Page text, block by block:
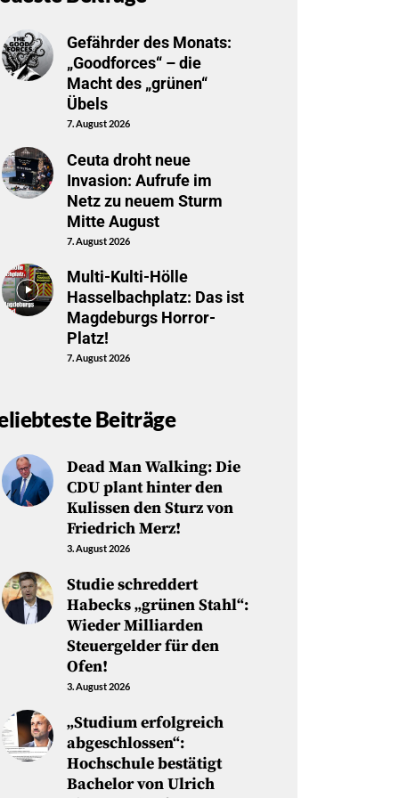
Gefährder des Monats:
„Goodforces“ – die
Macht des „grünen“
Übels
7. August 2026
Ceuta droht neue
Invasion: Aufrufe im
Netz zu neuem Sturm
Mitte August
7. August 2026
Multi-Kulti-Hölle
Hasselbachplatz: Das ist
Magdeburgs Horror-
Platz!
7. August 2026
Beiträge
Dead Man Walking: Die
CDU plant hinter den
Kulissen den Sturz von
Friedrich Merz!
3. August 2026
Studie schreddert
Habecks „grünen Stahl“:
Wieder Milliarden
Steuergelder für den
Ofen!
3. August 2026
„Studium erfolgreich
abgeschlossen“:
Hochschule bestätigt
Bachelor von Ulrich